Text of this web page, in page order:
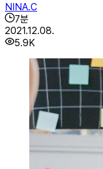
NINA.C
7분
2021.12.08.
5.9K